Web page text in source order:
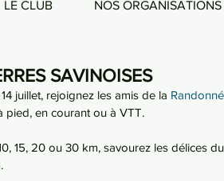
LE CLUB NOS ORGANISATIONS
SAVINOISES
juillet, rejoignez les amis de la
pied, en courant ou à VTT.
15, 20 ou 30 km, savourez les délices